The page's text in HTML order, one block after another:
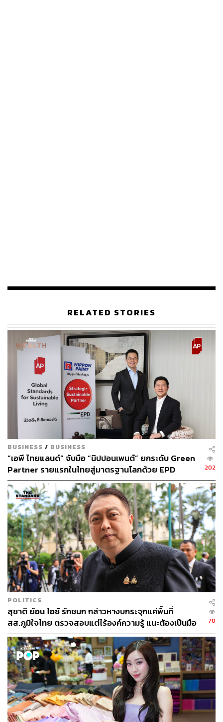
เป็นการจัดการแบบ “คาดการณ์และป้องกัน” เพื่อควบคุมการ
เก็บ-ระบายน้ำในอ่างเก็บน้ำให้เหมาะสมกับสภาพฝนจริง
ขณะเดียวกันยังต้องคำนวณอย่างรัดกุมเพื่อให้มีปริมาณน้ำ
ต้นทุนเพียงพอสำหรับฤดูแล้งถัดไป
เตรียมความพร้อมเครื่องจักร เครื่องมือ อาคารชล
ศาสตร์ และบุคลากร (มาตรการ 3) ตรวจสอบและซ่อม
บำรุงเครื่องจักรเครื่องมือ อาทิ เครื่องสูบน้ำ เครื่องผลัก
ดันน้ำ รถขุด รถแบคโฮ และเรือผลักดันน้ำ ให้อยู่ใน
สภาพพร้อมใช้งาน 100% และนำไปจัดวางประจำใน
พื้นที่เสี่ยงอุทกภัยซ้ำซากทั่วประเทศ รงมถึงมีเจ้าหน้าที่
เฝ้าระวัง เพื่อให้สามารถเข้าปฏิบัติการช่วยเหลือได้
อย่างรวดเร็วและทันต่อสถานการณ์
ตรวจสอบพร้อมติดตามความมั่นคงปลอดภัย คันกั้นน้ำ
ทำนบ พนังกั้นน้ำ (มาตรการ 4) เพื่อให้มั่นใจว่า
โครงสร้างทุกแห่งสามารถรองรับน้ำได้ตามเกณฑ์
ความปลอดภัย
เพิ่มประสิทธิภาพการระบายน้ำของทางน้ำอย่างเป็น
ระบบ (มาตรการ 5) อย่างการกำจัดวัชพืช สิ่งกีดขวาง
RELATED STORIES
BUSINESS / BUSINESS
“เอพี ไทยแลนด์” จับมือ “นิปปอนเพนต์” ยกระดับ Green
Partner รายแรกในไทยสู่มาตรฐานโลกด้วย EPD
International พร้อมชูแนวคิด Global Standards for
Global Sustainable Living ส่งมอบบ้านคุณภาพ ลด
ผลกระทบต่อสิ่งแวดล้อม พร้อมปั้นนักออกแบบที่ใส่ใจโลก
202
POLITICS
สุชาติ ย้อน ไอซ์ รักชนก กล่าวหางบกระจุกแค่พื้นที่
สส.ภูมิใจไทย ตรวจสอบแต่ไร้องค์ความรู้ แนะต้องเป็นมือ
อาชีพกว่านี้
70